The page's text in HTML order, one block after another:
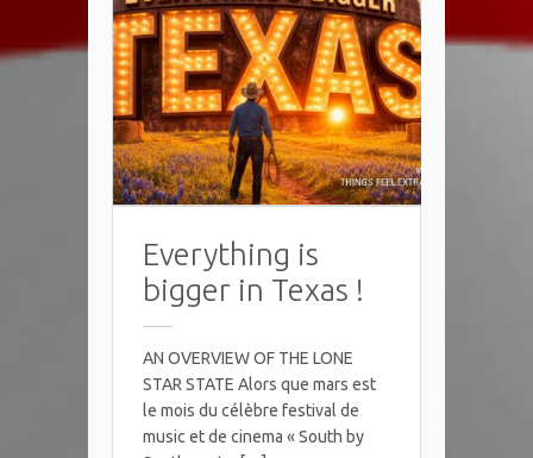
Everything is
bigger in Texas !
AN OVERVIEW OF THE LONE
STAR STATE Alors que mars est
le mois du célèbre festival de
music et de cinema « South by